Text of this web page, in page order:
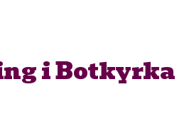
i Botkyrka